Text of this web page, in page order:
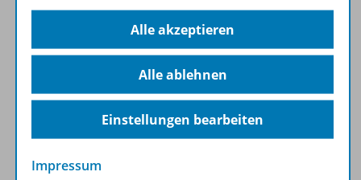
Informationen
Beschreibung
Weitere Inhalte der Ausgabe
Alle akzeptieren
Alle ablehnen
Einstellungen bearbeiten
Impressum